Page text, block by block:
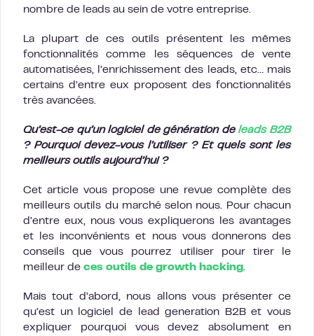
nombre de leads au sein de votre entreprise.
La plupart de ces outils présentent les mêmes
fonctionnalités comme les séquences de vente
automatisées, l’enrichissement des leads, etc… mais
certains d’entre eux proposent des fonctionnalités
très avancées.
Qu’est-ce qu’un logiciel de génération deleads B2B
? Pourquoi devez-vous l’utiliser ? Et quels sont les
meilleurs outils aujourd’hui ?
Cet article vous propose une revue complète des
meilleurs outils du marché selon nous. Pour chacun
d’entre eux, nous vous expliquerons les avantages
et les inconvénients et nous vous donnerons des
conseils que vous pourrez utiliser pour tirer le
meilleur de ces outils de growth hacking.
Mais tout d’abord, nous allons vous présenter ce
qu’est un logiciel de lead generation B2B et vous
expliquer pourquoi vous devez absolument en